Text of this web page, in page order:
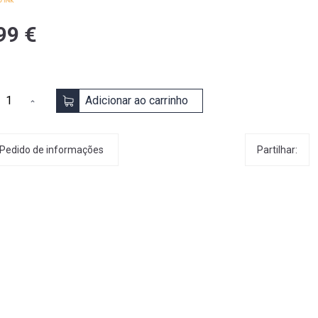
€
Adicionar ao carrinho
de informações Partilhar: